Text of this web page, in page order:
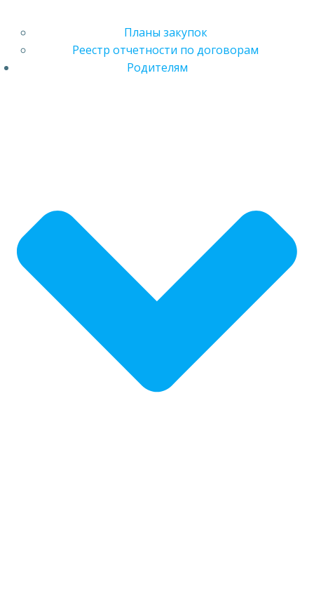
Планы закупок
Реестр отчетности по договорам
Родителям